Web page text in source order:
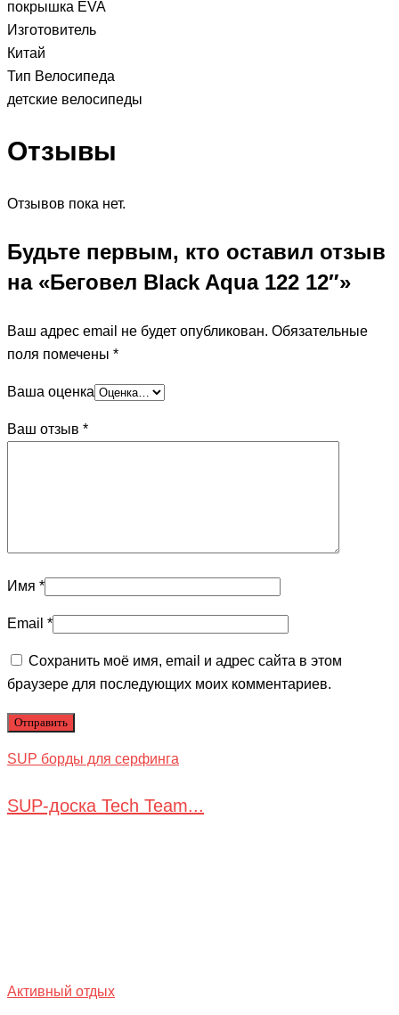
покрышка EVA
Изготовитель
Китай
Тип Велосипеда
детские велосипеды
Отзывы
Отзывов пока нет.
Будьте первым, кто оставил отзыв
на «Беговел Black Aqua 122 12″»
Ваш адрес email не будет опубликован. Обязательные
поля помечены *
Ваша оценка
Ваш отзыв *
Имя *
Email *
Сохранить моё имя, email и адрес сайта в этом
браузере для последующих моих комментариев.
SUP борды для серфинга
SUP-доска Tech Team...
Активный отдых